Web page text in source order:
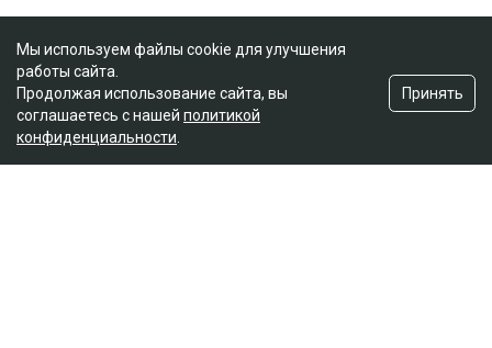
Мы используем файлы cookie для улучшения
работы сайта.
Продолжая использование сайта, вы
соглашаетесь с нашей политикой
конфиденциальности
Принять